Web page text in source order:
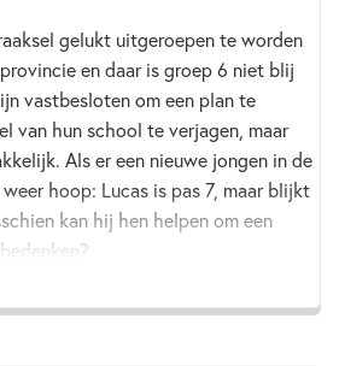
gelukt uitgeroepen te worden
en daar is groep 6 niet blij
vastbesloten om een plan te
van hun school te verjagen, maar
Als er een nieuwe jongen in de
hoop: Lucas is pas 7, maar blijkt
kan hij hen helpen om een
dat Braaksel hele andere
en moeten ze hem zien te redden.